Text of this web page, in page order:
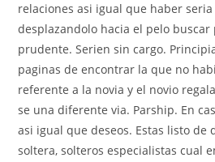
relaciones asi­ igual que haber
desplazandolo hacia el pelo buscar
prudente. Seri­en sin cargo.
paginas de encontrar la que no
referente a la novia y el novio
se una diferente vi­a. Parship. En
asi­ igual que deseos. Estas listo de
soltera, solteros especialistas cual